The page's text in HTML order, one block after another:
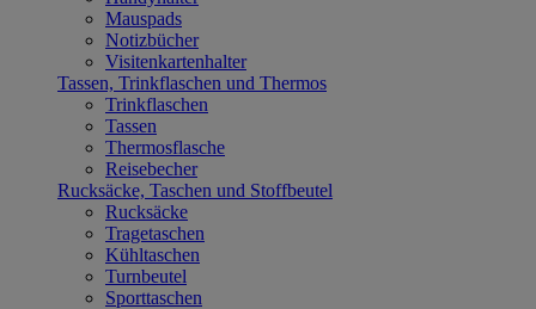
Mauspads
Notizbücher
Visitenkartenhalter
Tassen, Trinkflaschen und Thermos
Trinkflaschen
Tassen
Thermosflasche
Reisebecher
Rucksäcke, Taschen und Stoffbeutel
Rucksäcke
Tragetaschen
Kühltaschen
Turnbeutel
Sporttaschen